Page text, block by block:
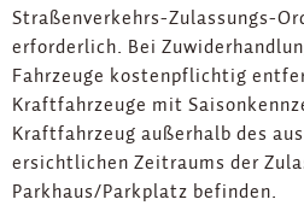
Straßenverkehrs-Zulassungs-
erforderlich. Bei
Fahrzeuge kostenpflichtig
Kraftfahrzeuge mit
Kraftfahrzeug außerhalb des
ersichtlichen Zeitraums der
Parkhaus/Parkplatz befinden.